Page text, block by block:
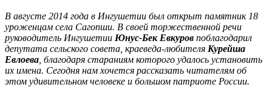
В августе 2014 года в Ингушетии был открыт памятник 18
уроженцам села Сагопши. В своей торжественной речи
руководитель Ингушетии Юнус-Бек Евкуров поблагодарил
депутата сельского совета, краеведа-любителя Курейша
Евлоева , благодаря стараниям которого удалось установить
их имена. Сегодня нам хочется рассказать читателям об
этом удивительном человеке и большом патриоте России.